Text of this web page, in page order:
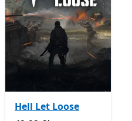
Hell Let Loose